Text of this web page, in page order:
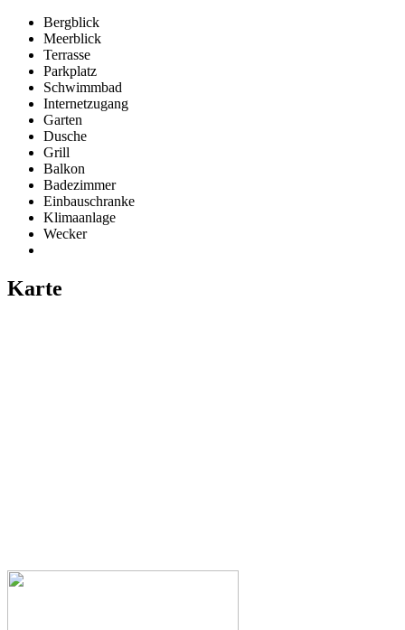
Bergblick
Meerblick
Terrasse
Parkplatz
Schwimmbad
Internetzugang
Garten
Dusche
Grill
Balkon
Badezimmer
Einbauschranke
Klimaanlage
Wecker
Karte